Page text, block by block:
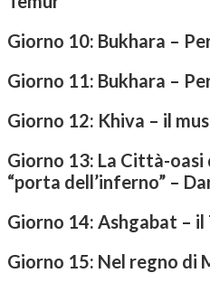
Giorno 10: Bukhara –
Giorno 11: Bukhara –
Giorno 12: Khiva – il
Giorno 13: La Città-oasi
“porta dell’inferno” –
Giorno 14: Ashgabat –
Giorno 15: Nel regno di